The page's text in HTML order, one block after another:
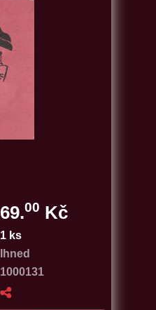
69.00 Kč
1 ks
Ihned
1000131